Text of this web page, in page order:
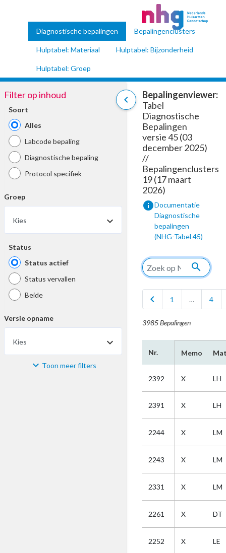
Diagnostische bepalingen Bepalingenclusters
Hulptabel: Materiaal Hulptabel: Bijzonderheid
Hulptabel: Groep
chevron_left
Filter op inhoud
Soort
Alles
Labcode bepaling
Diagnostische bepaling
Protocol specifiek
Groep
Kies
Status
Status actief
Status vervallen
Beide
Versie opname
Kies
Materiaal Toon meer filters
Bepalingenviewer:
Tabel
Diagnostische
Bepalingen
versie 45 (03
december 2025)
//
Bepalingenclusters
19 (17 maart
2026)
infoDocumentatie
Diagnostische
bepalingen
(NHG-Tabel 45)
search
chevron_left 1 … 4
3985 Bepalingen
Nr. Memo
2392 X LH
2391 X LH
2244 X LM
2243 X LM
2331 X LM
2261 X DT
2252 X LE